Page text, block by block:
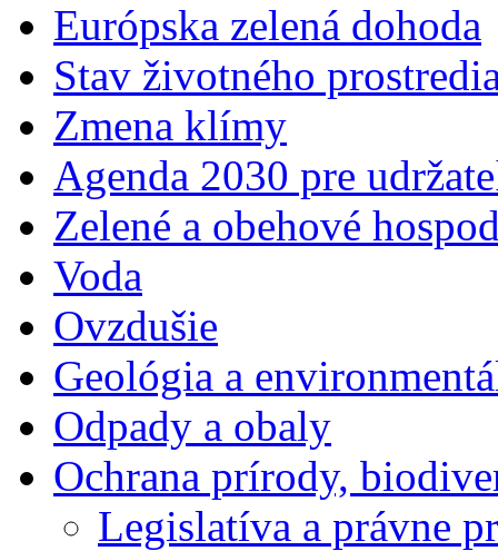
Európska zelená dohoda
Stav životného
Zmena klímy
Agenda 2030 pre
Zelené a obehové
Voda
Ovzdušie
Geológia a
Odpady a obaly
Ochrana prírody,
Legislatíva a právne